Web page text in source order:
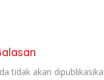
tidak akan